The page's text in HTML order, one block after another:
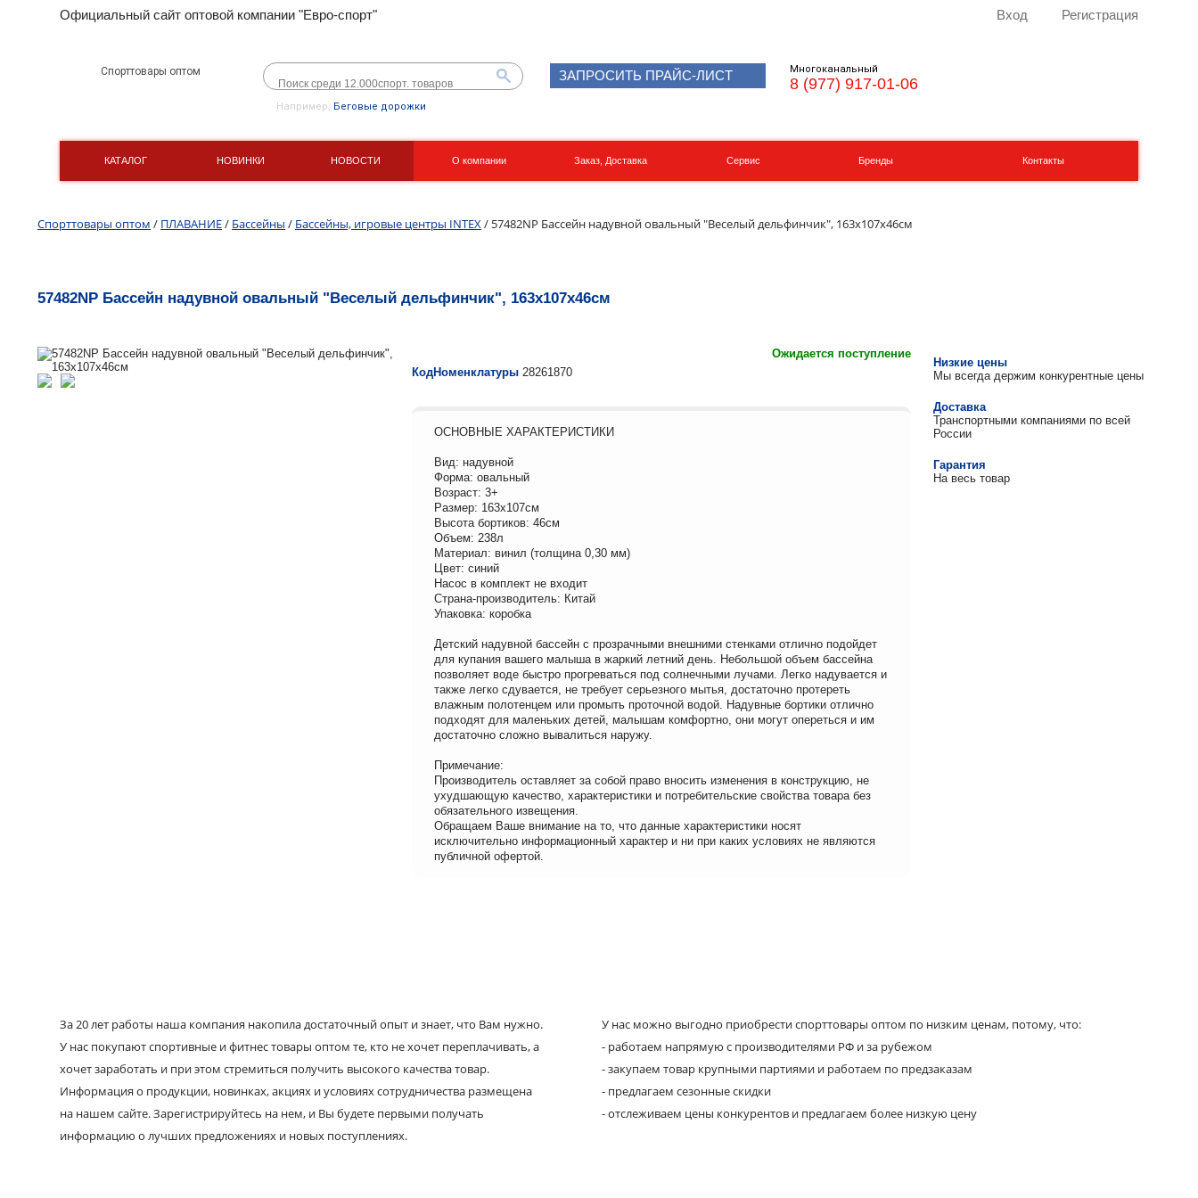
Официальный сайт оптовой компании "Евро-спорт" Вход Регистрация
Спорттовары оптом
Например, Беговые дорожки
ЗАПРОСИТЬ ПРАЙС-ЛИСТ Многоканальный
8 (977) 917-01-06
КАТАЛОГ НОВИНКИ НОВОСТИ О компании Заказ, Доставка Сервис Бренды Контакты
Спорттовары оптом / ПЛАВАНИЕ/ Бассейны / Бассейны, игровые центры INTEX / 57482NP Бассейн надувной овальный "Веселый дельфинчик", 163х107х46см
57482NP Бассейн надувной овальный "Веселый дельфинчик", 163х107х46см
Ожидается поступление
КодНоменклатуры 28261870
ОСНОВНЫЕ ХАРАКТЕРИСТИКИ
Вид: надувной
Форма: овальный
Возраст: 3+
Размер: 163х107см
Высота бортиков: 46см
Объем: 238л
Материал: винил (толщина 0,30 мм)
Цвет: синий
Насос в комплект не входит
Страна-производитель: Китай
Упаковка: коробка
Детский надувной бассейн с прозрачными внешними стенками отлично подойдет
для купания вашего малыша в жаркий летний день. Небольшой объем бассейна
позволяет воде быстро прогреваться под солнечными лучами. Легко надувается и
также легко сдувается, не требует серьезного мытья, достаточно протереть
влажным полотенцем или промыть проточной водой. Надувные бортики отлично
подходят для маленьких детей, малышам комфортно, они могут опереться и им
достаточно сложно вывалиться наружу.
Примечание:
Производитель оставляет за собой право вносить изменения в конструкцию, не
ухудшающую качество, характеристики и потребительские свойства товара без
обязательного извещения.
Обращаем Ваше внимание на то, что данные характеристики носят
исключительно информационный характер и ни при каких условиях не являются
публичной офертой.
Низкие цены
Мы всегда держим конкурентные цены
Доставка
Транспортными компаниями по всей
России
Гарантия
На весь товар
За 20 лет работы наша компания накопила достаточный опыт и знает, что Вам нужно.
У нас покупают спортивные и фитнес товары оптом те, кто не хочет переплачивать, а
хочет заработать и при этом стремиться получить высокого качества товар.
Информация о продукции, новинках, акциях и условиях сотрудничества размещена
на нашем сайте. Зарегистрируйтесь на нем, и Вы будете первыми получать
информацию о лучших предложениях и новых поступлениях.
У нас можно выгодно приобрести спорттовары оптом по низким ценам, потому, что:
- работаем напрямую с производителями РФ и за рубежом
- закупаем товар крупными партиями и работаем по предзаказам
- предлагаем сезонные скидки
- отслеживаем цены конкурентов и предлагаем более низкую цену